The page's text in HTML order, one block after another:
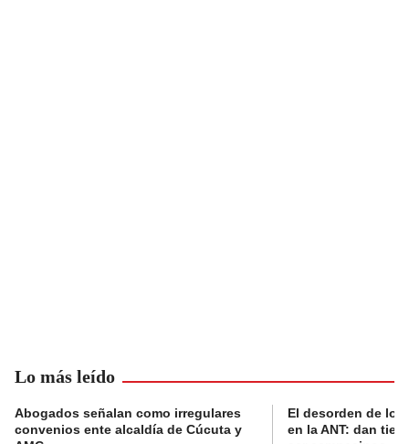
Lo más leído
Abogados señalan como irregulares
convenios ente alcaldía de Cúcuta y
El desorden de
en la ANT: dan